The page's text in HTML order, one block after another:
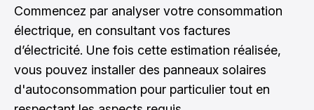
Commencez par analyser votre consommation
électrique, en consultant vos factures
d’électricité. Une fois cette estimation réalisée,
vous pouvez installer des panneaux solaires
d'autoconsommation pour particulier tout en